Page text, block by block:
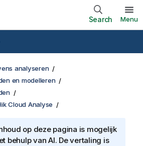
Search Menu
analyseren
en modelleren
Cloud Analyse
op deze pagina is mogelijk
behulp van AI. De vertaling is